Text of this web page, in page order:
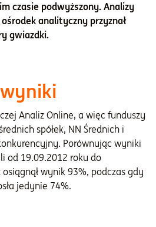
czasie podwyższony. Analizy
analityczny przyznał
gwiazdki.
Analiz Online, a więc funduszy
spółek, NN Średnich i
Porównując wyniki
od 19.09.2012 roku do
wynik 93%, podczas gdy
jedynie 74%.